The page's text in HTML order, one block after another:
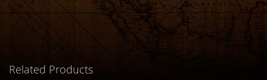
Related Products